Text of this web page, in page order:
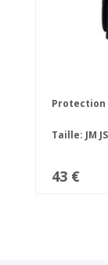
Protection
Taille: JM JS
43 €